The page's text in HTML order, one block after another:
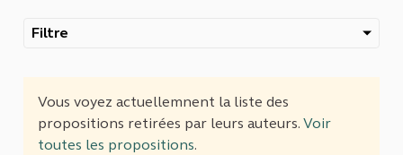
Filtre
Vous voyez actuellemnent la liste des
propositions retirées par leurs auteurs. Voir
toutes les propositions.